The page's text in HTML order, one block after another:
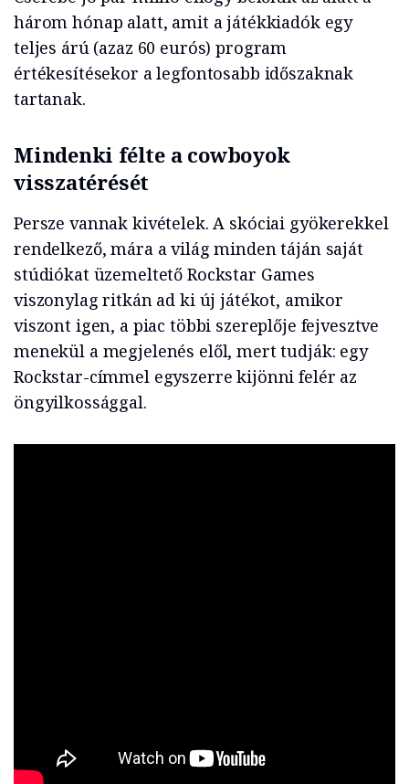
három hónap alatt, amit a játékkiadók egy
teljes árú (azaz 60 eurós) program
értékesítésekor a legfontosabb időszaknak
tartanak.
Mindenki félte a cowboyok
visszatérését
Persze vannak kivételek. A skóciai gyökerekkel
rendelkező, mára a világ minden táján saját
stúdiókat üzemeltető Rockstar Games
viszonylag ritkán ad ki új játékot, amikor
viszont igen, a piac többi szereplője fejvesztve
menekül a megjelenés elől, mert tudják: egy
Rockstar-címmel egyszerre kijönni felér az
öngyilkossággal.